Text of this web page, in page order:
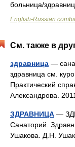
больница/
English-Russian
См. также в
здравница —
здравница см.
Практический
Александрова.
ЗДРАВНИЦА —
Санаторий.
Ушакова. Д.Н.